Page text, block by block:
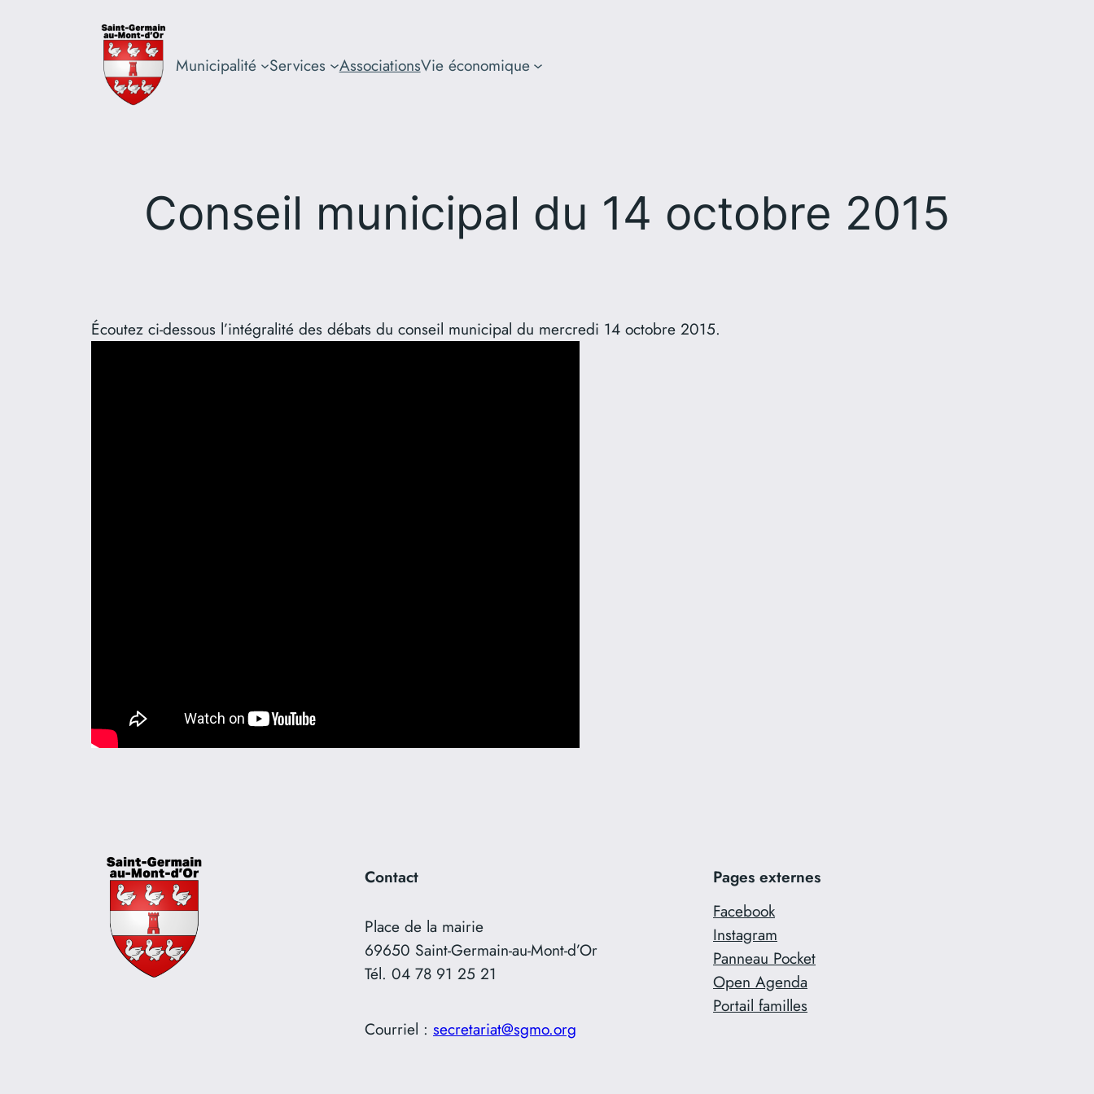
Municipalité Services AssociationsVie économique
Conseil municipal du 14 octobre 2015
Écoutez ci-dessous l’intégralité des débats du conseil municipal du mercredi 14 octobre 2015.
Contact
Place de la mairie
69650 Saint-Germain-au-Mont-d’Or
Tél. 04 78 91 25 21
Courriel : secretariat@sgmo.org
Pages externes
Facebook
Instagram
Panneau Pocket
Open Agenda
Portail familles